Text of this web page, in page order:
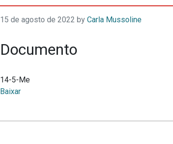
15 de agosto de 2022 by Carla Mussoline
Documento
14-5-Me
Baixar